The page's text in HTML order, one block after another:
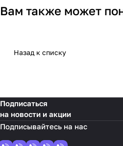
Вам также может
Назад к списку
Подписаться
на новости и акции